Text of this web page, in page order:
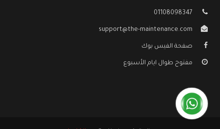
01108098347
support@the-maintenance.com
صفحة الفيس بوك
مفتوح طوال ايام الأسبوع